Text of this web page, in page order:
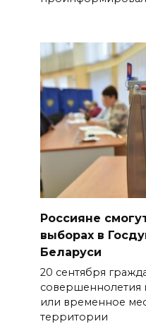
Россияне
выборах в
Беларуси
20 сентября
или временное
территории